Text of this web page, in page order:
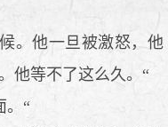
。他一旦被激怒，他
他等不了这么久。“
。“